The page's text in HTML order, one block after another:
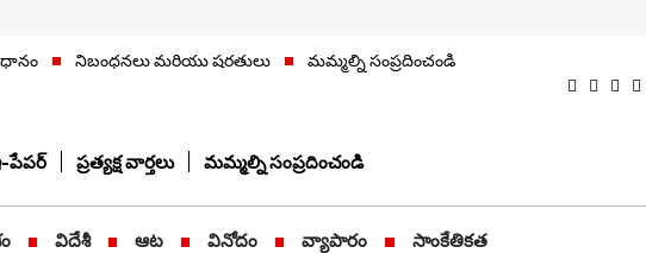
నిబంధనలు మరియు షరతులు
మమ్మల్ని సంప్రదించండి
పేపర్ ప్రత్యక్ష వార్తలు మమ్మల్ని సంప్రదించండి
విదేశీ ఆట వినోదం వ్యాపారం సాంకేతికత